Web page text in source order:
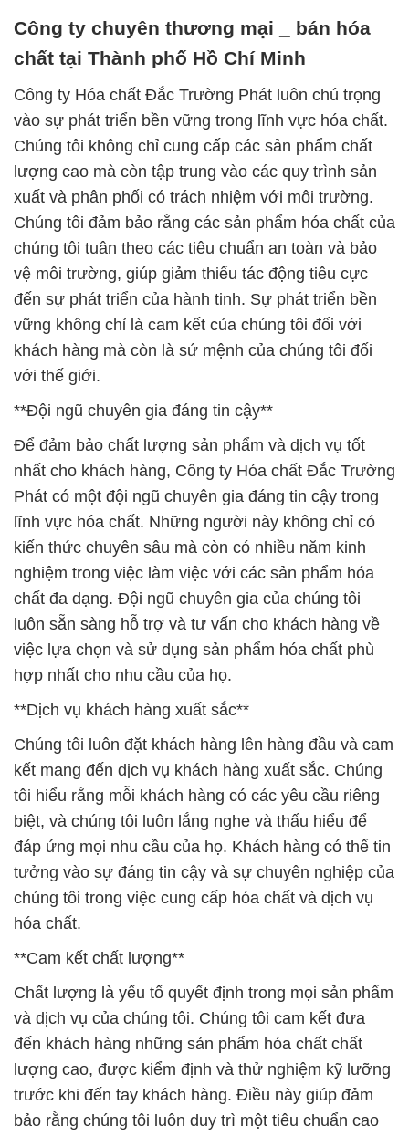
Công ty chuyên thương mại _ bán hóa
chất tại Thành phố Hồ Chí Minh
Công ty Hóa chất Đắc Trường Phát luôn chú trọng
vào sự phát triển bền vững trong lĩnh vực hóa chất.
Chúng tôi không chỉ cung cấp các sản phẩm chất
lượng cao mà còn tập trung vào các quy trình sản
xuất và phân phối có trách nhiệm với môi trường.
Chúng tôi đảm bảo rằng các sản phẩm hóa chất của
chúng tôi tuân theo các tiêu chuẩn an toàn và bảo
vệ môi trường, giúp giảm thiểu tác động tiêu cực
đến sự phát triển của hành tinh. Sự phát triển bền
vững không chỉ là cam kết của chúng tôi đối với
khách hàng mà còn là sứ mệnh của chúng tôi đối
với thế giới.
**Đội ngũ chuyên gia đáng tin cậy**
Để đảm bảo chất lượng sản phẩm và dịch vụ tốt
nhất cho khách hàng, Công ty Hóa chất Đắc Trường
Phát có một đội ngũ chuyên gia đáng tin cậy trong
lĩnh vực hóa chất. Những người này không chỉ có
kiến thức chuyên sâu mà còn có nhiều năm kinh
nghiệm trong việc làm việc với các sản phẩm hóa
chất đa dạng. Đội ngũ chuyên gia của chúng tôi
luôn sẵn sàng hỗ trợ và tư vấn cho khách hàng về
việc lựa chọn và sử dụng sản phẩm hóa chất phù
hợp nhất cho nhu cầu của họ.
**Dịch vụ khách hàng xuất sắc**
Chúng tôi luôn đặt khách hàng lên hàng đầu và cam
kết mang đến dịch vụ khách hàng xuất sắc. Chúng
tôi hiểu rằng mỗi khách hàng có các yêu cầu riêng
biệt, và chúng tôi luôn lắng nghe và thấu hiểu để
đáp ứng mọi nhu cầu của họ. Khách hàng có thể tin
tưởng vào sự đáng tin cậy và sự chuyên nghiệp của
chúng tôi trong việc cung cấp hóa chất và dịch vụ
hóa chất.
**Cam kết chất lượng**
Chất lượng là yếu tố quyết định trong mọi sản phẩm
và dịch vụ của chúng tôi. Chúng tôi cam kết đưa
đến khách hàng những sản phẩm hóa chất chất
lượng cao, được kiểm định và thử nghiệm kỹ lưỡng
trước khi đến tay khách hàng. Điều này giúp đảm
bảo rằng chúng tôi luôn duy trì một tiêu chuẩn cao